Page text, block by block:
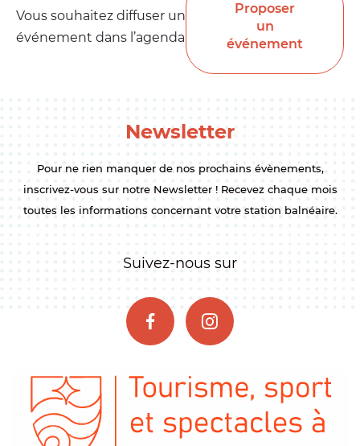
Vous souhaitez diffuser un
événement dans l’agenda
Proposer
un
événement
Newsletter
Pour ne rien manquer de nos prochains évènements,
inscrivez-vous sur notre Newsletter ! Recevez chaque mois
toutes les informations concernant votre station balnéaire.
Suivez-nous sur